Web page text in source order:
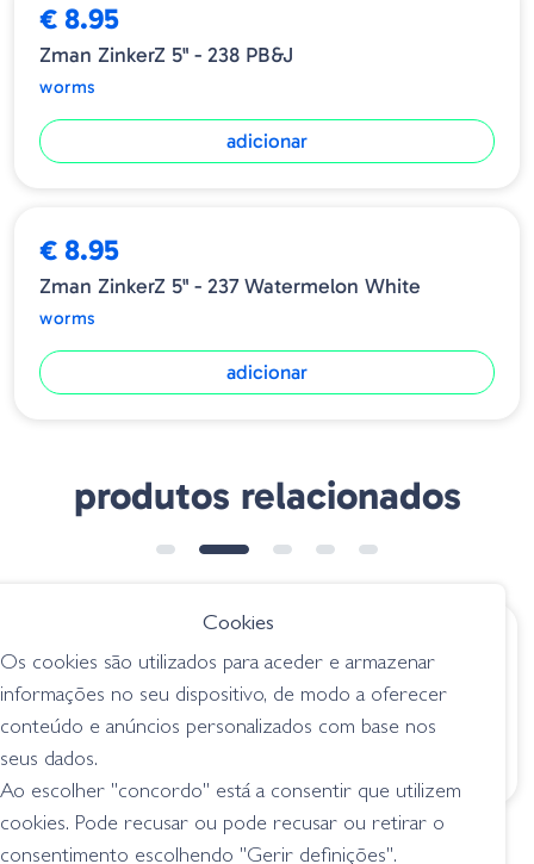
€ 8.95
Zman ZinkerZ 5" - 238 PB&J
worms
adicionar
€ 8.95
Zman ZinkerZ 5" - 237 Watermelon White
worms
adicionar
produtos relacionados
€ 10.40
Zoom Z-Craw Worm
140-004 Plum
Zman FattyZ - 02
Black Blue Flk
Cookies
Os cookies são utilizados para aceder e armazenar
informações no seu dispositivo, de modo a oferecer
conteúdo e anúncios personalizados com base nos
seus dados.
Ao escolher "concordo" está a consentir que utilizem
cookies. Pode recusar ou pode recusar ou retirar o
consentimento escolhendo "Gerir definições".